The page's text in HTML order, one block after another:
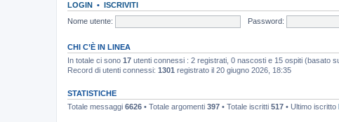
LOGIN • ISCRIVITI
Nome utente:
Password:
CHI C’È IN LINEA
In totale ci sono 17 utenti connessi : 2 registrati, 0 nascosti e 15 ospiti (basato
Record di utenti connessi: 1301 registrato il 20 giugno 2026, 18:35
STATISTICHE
Totale messaggi 6626 • Totale argomenti 397 • Totale iscritti 517 • Ultimo iscritto